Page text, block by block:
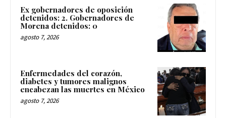
Ex gobernadores de oposición
detenidos: 2. Gobernadores de
Morena detenidos: 0
agosto 7, 2026
Enfermedades del corazón,
diabetes y tumores malignos
encabezan las muertes en México
agosto 7, 2026